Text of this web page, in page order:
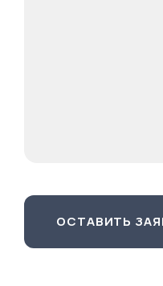
ОСТАВИТЬ